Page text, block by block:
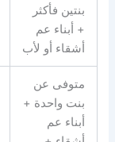
بنتين فأكثر
+ أبناء عم
أشقاء أو لأب
متوفى عن
بنت واحدة +
أبناء عم